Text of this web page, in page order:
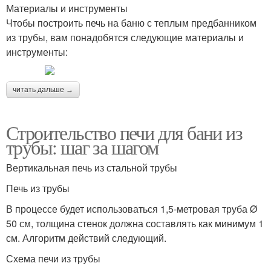
Материалы и инструменты
Чтобы построить печь на баню с теплым предбанником
из трубы, вам понадобятся следующие материалы и
инструменты:
читать дальше →
Строительство печи для бани из
трубы: шаг за шагом
Вертикальная печь из стальной трубы
Печь из трубы
В процессе будет использоваться 1,5-метровая труба Ø
50 см, толщина стенок должна составлять как минимум 1
см. Алгоритм действий следующий.
Схема печи из трубы